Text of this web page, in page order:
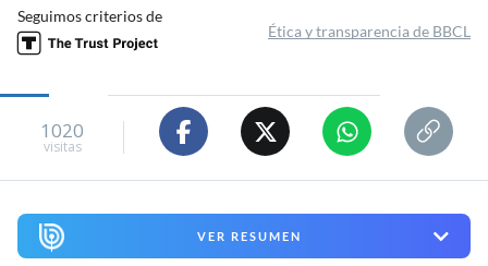
Seguimos criterios de
Ética y transparencia de BBCL
1020
visitas
VER RESUMEN